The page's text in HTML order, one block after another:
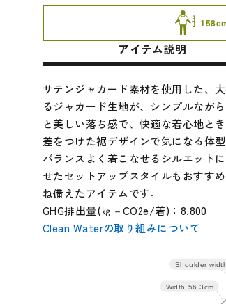
アイテム説明
サテンジャカード素材を使用した、
るジャカード生地が、シンプルなが
と美しい落ち感で、快適な着心地と
差をつけた裾デザインで気になる体
バランスよく着こなせるシルエット
せたセットアップスタイルもおすす
ね備えたアイテムです。
GHG排出量(㎏－CO2e/着)：8.800
Clean Waterの取り組みについて
Width 56.3cm
Shoulder width